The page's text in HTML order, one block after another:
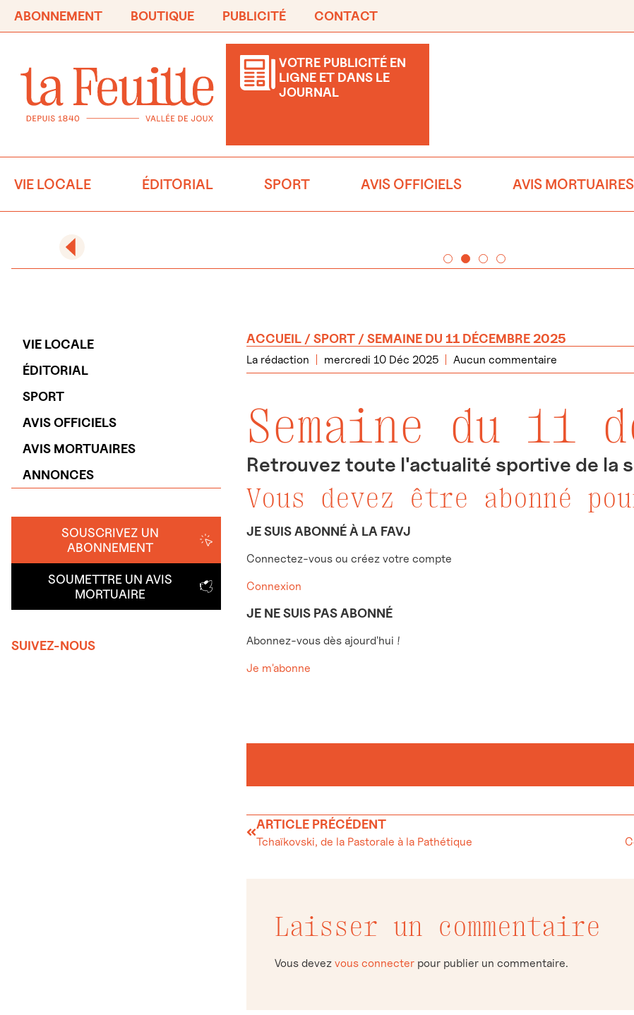
ABONNEMENT BOUTIQUE PUBLICITÉ CONTACT
VOTRE PUBLICITÉ EN
LIGNE ET DANS LE
JOURNAL
VIE LOCALE ÉDITORIAL SPORT AVIS OFFICIELS AVIS MORTUAIRES
VIE LOCALE
ÉDITORIAL
SPORT
AVIS OFFICIELS
AVIS MORTUAIRES
ANNONCES
SOUSCRIVEZ UN
ABONNEMENT
SOUMETTRE UN AVIS
MORTUAIRE
SUIVEZ-NOUS
ACCUEIL /SPORT / SEMAINE DU 11 DÉCEMBRE 2025
La rédaction mercredi 10 Déc 2025 Aucun commentaire
Semaine du 11
Retrouvez toute l'actualité sportive de la
Vous devez être abonné
JE SUIS ABONNÉ À LA FAVJ
Connectez-vous ou créez votre compte
Connexion
JE NE SUIS PAS ABONNÉ
Abonnez-vous dès ajourd'hui !
Je m'abonne
ARTICLE PRÉCÉDENT
Tchaïkovski, de la Pastorale à la Pathétique
Laisser un commentaire
Vous devez vous connecter pour publier un commentaire.